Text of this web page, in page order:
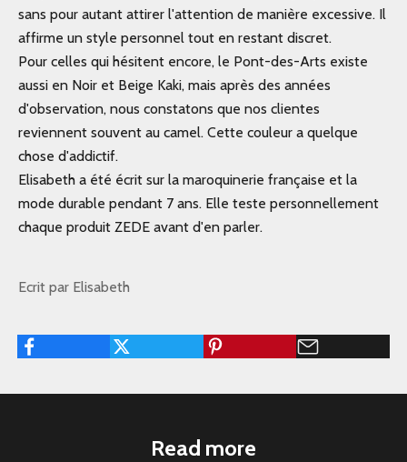
sans pour autant attirer l'attention de manière excessive. Il
affirme un style personnel tout en restant discret.
Pour celles qui hésitent encore, le Pont-des-Arts existe
aussi en Noir et Beige Kaki, mais après des années
d'observation, nous constatons que nos clientes
reviennent souvent au camel. Cette couleur a quelque
chose d'addictif.
Elisabeth a été écrit sur la maroquinerie française et la
mode durable pendant 7 ans. Elle teste personnellement
chaque produit ZEDE avant d'en parler.
Ecrit par Elisabeth
Read more